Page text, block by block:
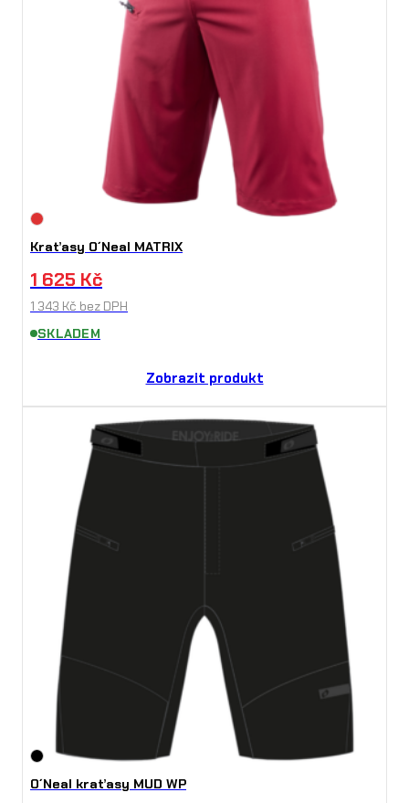
Kraťasy O´Neal MATRIX
1 625 Kč
1 343 Kč bez DPH
SKLADEM
Zobrazit produkt
O´Neal kraťasy MUD WP